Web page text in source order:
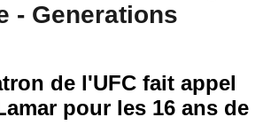
- Generations
de l'UFC fait appel
pour les 16 ans de